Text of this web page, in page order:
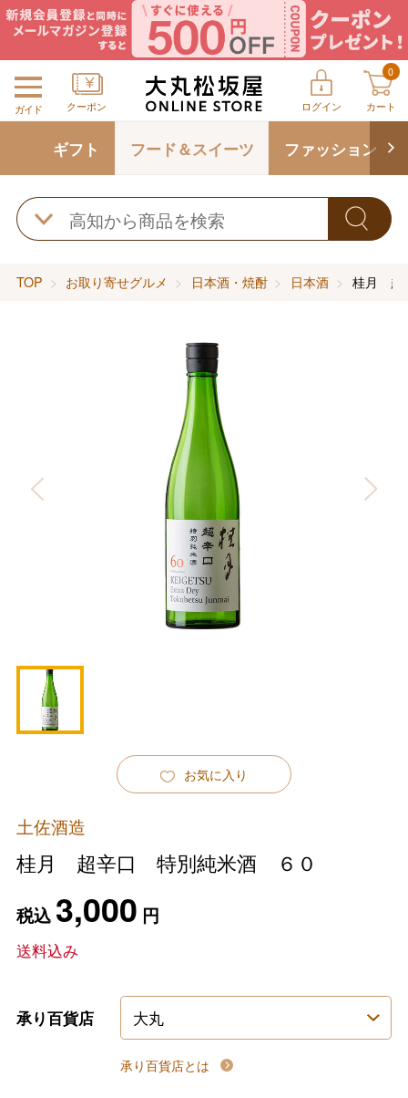
ガイド クーポン ログイン
0
カート
ギフト フード＆スイーツ ファッション
TOP お取り寄せグルメ 日本酒・焼酎 日本酒 桂月 超
お気に入り
土佐酒造
桂月 超辛口 特別純米酒 ６０
税込3,000 円
送料込み
承り百貨店
承り百貨店とは